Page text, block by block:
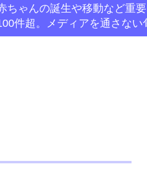
ゃんの誕生や移動など重
件超。メディアを通さない